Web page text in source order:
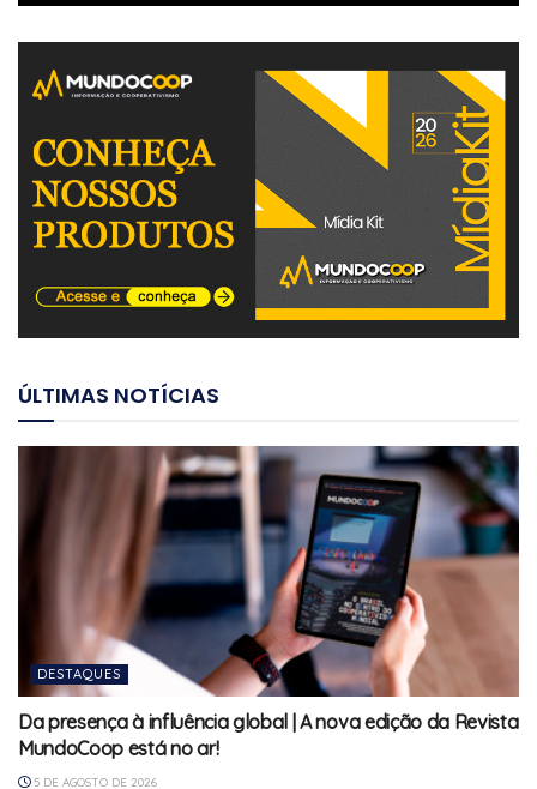
ÚLTIMAS NOTÍCIAS
DESTAQUES
Da presença à influência global | A nova edição da Revista
MundoCoop está no ar!
5 DE AGOSTO DE 2026